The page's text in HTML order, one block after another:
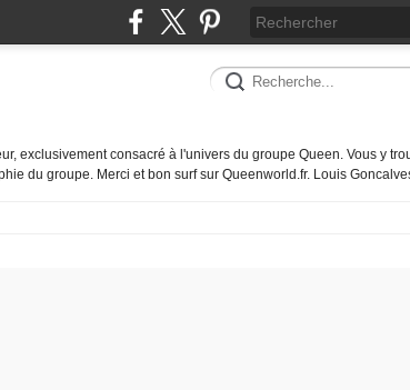
exclusivement consacré à l'univers du groupe Queen. Vous y
du groupe. Merci et bon surf sur Queenworld.fr. Louis